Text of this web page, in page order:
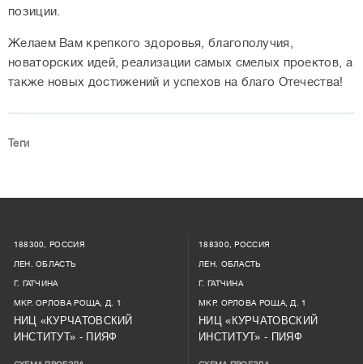
позиции.
Желаем Вам крепкого здоровья, благополучия,
новаторских идей, реализации самых смелых проектов, а
также новых достижений и успехов на благо Отечества!
Теги
188300, РОССИЯ
ЛЕН. ОБЛАСТЬ
Г. ГАТЧИНА
МКР. ОРЛОВА РОЩА, Д. 1
НИЦ «КУРЧАТОВСКИЙ
ИНСТИТУТ» - ПИЯФ
188300, РОССИЯ
ЛЕН. ОБЛАСТЬ
Г. ГАТЧИНА
МКР. ОРЛОВА РОЩА, Д. 1
НИЦ «КУРЧАТОВСКИЙ
ИНСТИТУТ» - ПИЯФ